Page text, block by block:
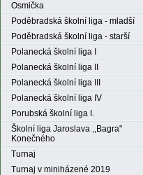
Osmička
Poděbradská školní liga - mladší
Poděbradská školní liga - starší
Polanecká školní liga I
Polanecká školní liga II
Polanecká školní liga III
Polanecká školní liga IV
Porubská školní liga I.
Školní liga Jaroslava ,,Bagra"
Konečného
Turnaj
Turnaj v miniházené 2019